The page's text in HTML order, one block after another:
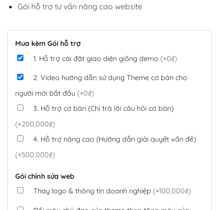
Gói hỗ trợ tư vấn nâng cao website
Mua kèm Gói hỗ trợ
1. Hỗ trợ cài đặt giao diện giống demo (+0₫)
2. Video hướng dẫn sử dụng Theme cơ bản cho
người mới bắt đầu (+0₫)
3. Hỗ trợ cơ bản (Chỉ trả lời câu hỏi cơ bản)
(+200,000₫)
4. Hỗ trợ nâng cao (Hướng dẫn giải quyết vấn đề)
(+500,000₫)
Gói chỉnh sửa web
Thay logo & thông tin doanh nghiệp (+100,000₫)